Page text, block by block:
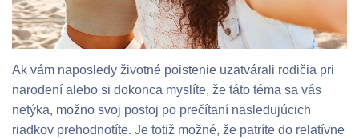
Ak vám naposledy životné poistenie uzatvárali rodičia pri
narodení alebo si dokonca myslíte, že táto téma sa vás
netýka, možno svoj postoj po prečítaní nasledujúcich
riadkov prehodnotíte. Je totiž možné, že patríte do relatívne